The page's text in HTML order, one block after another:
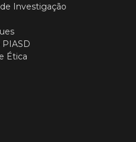
Investigação
Ética